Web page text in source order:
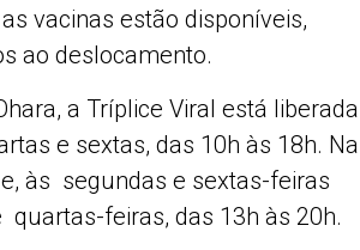
vacinas estão disponíveis,
ao deslocamento.
a Tríplice Viral está liberada
e sextas, das 10h às 18h. Na
às segundas e sextas-feiras
quartas-feiras, das 13h às 20h.